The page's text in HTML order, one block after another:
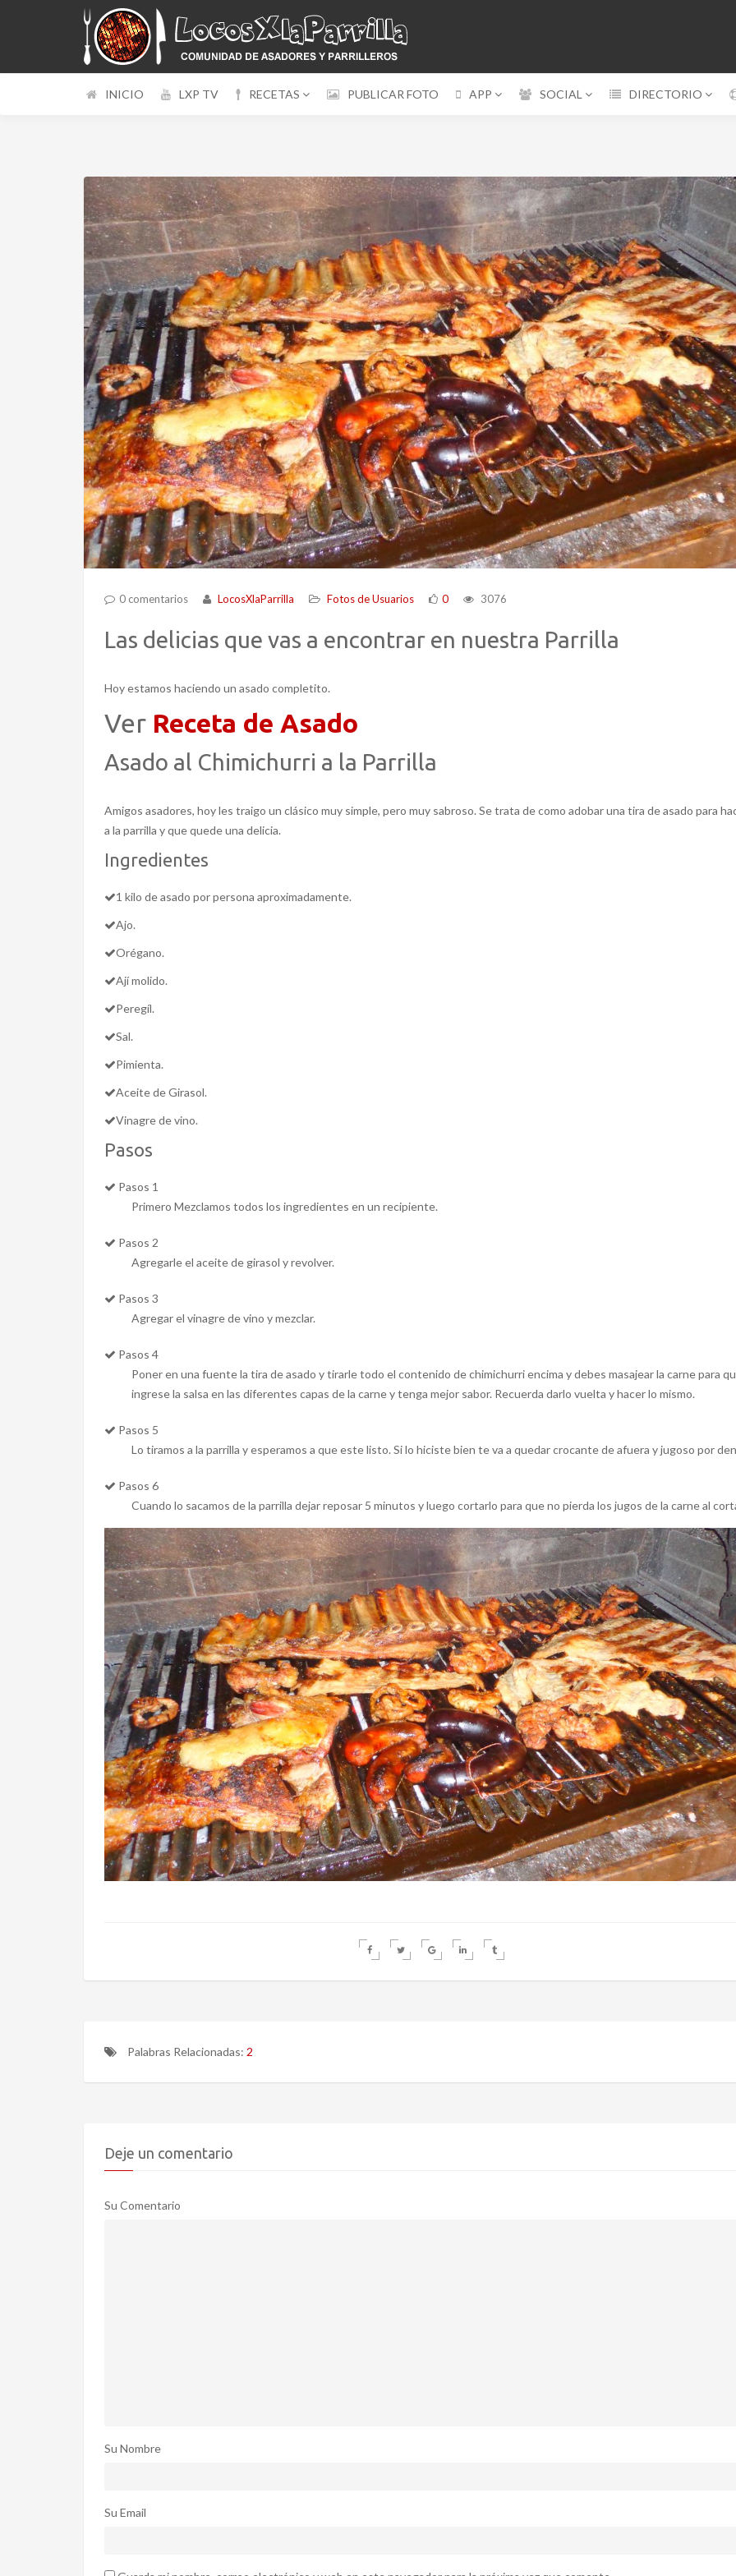
INICIO LXP TV RECETAS PUBLICAR FOTO APP SOCIAL DIRECTORIO
0 comentarios LocosXlaParrilla Fotos de Usuarios 0 3076
Las delicias que vas a encontrar en nuestra Parrilla
Hoy estamos haciendo un asado completito.
Ver Receta de Asado
Asado al Chimichurri a la Parrilla
Amigos asadores, hoy les traigo un clásico muy simple, pero muy sabroso. Se trata de como adobar una tira de asado para
a la parrilla y que quede una delicia.
Ingredientes
1 kilo de asado por persona aproximadamente.
Ajo.
Orégano.
Ají molido.
Peregíl.
Sal.
Pimienta.
Aceite de Girasol.
Vinagre de vino.
Pasos
Pasos 1
Primero Mezclamos todos los ingredientes en un recipiente.
Pasos 2
Agregarle el aceite de girasol y revolver.
Pasos 3
Agregar el vinagre de vino y mezclar.
Pasos 4
Poner en una fuente la tira de asado y tirarle todo el contenido de chimichurri encima y debes masajear la carne para
ingrese la salsa en las diferentes capas de la carne y tenga mejor sabor. Recuerda darlo vuelta y hacer lo mismo.
Pasos 5
Lo tiramos a la parrilla y esperamos a que este listo. Si lo hiciste bien te va a quedar crocante de afuera y jugoso por
Pasos 6
Cuando lo sacamos de la parrilla dejar reposar 5 minutos y luego cortarlo para que no pierda los jugos de la carne al
Palabras Relacionadas: 2
Deje un comentario
Su Comentario
Su Nombre
Su Email